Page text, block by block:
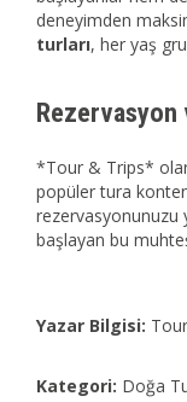
deneyimden
turları, her yaş
Rezervasyon
*Tour & Trips*
popüler tura
rezervasyonunuzu
başlayan bu
Yazar Bilgisi:
Kategori: Doğa